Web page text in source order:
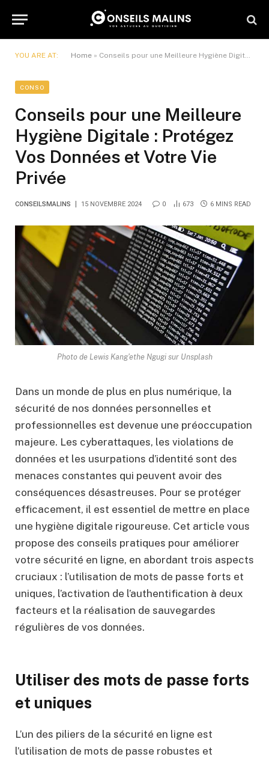
YOU ARE AT: Home » Conseils pour une Meilleure Hygiène Digitale : Protégez Vos Données et Votre Vie Privée
CONSO
Conseils pour une Meilleure
Hygiène Digitale : Protégez
Vos Données et Votre Vie
Privée
CONSEILSMALINS 15 NOVEMBRE 2024 0 673 6 MINS READ
Photo de Lewis Kang'ethe Ngugi sur Unsplash
Dans un monde de plus en plus numérique, la
sécurité de nos données personnelles et
professionnelles est devenue une préoccupation
majeure. Les cyberattaques, les violations de
données et les usurpations d’identité sont des
menaces constantes qui peuvent avoir des
conséquences désastreuses. Pour se protéger
efficacement, il est essentiel de mettre en place
une hygiène digitale rigoureuse. Cet article vous
propose des conseils pratiques pour améliorer
votre sécurité en ligne, en abordant trois aspects
cruciaux : l’utilisation de mots de passe forts et
uniques, l’activation de l’authentification à deux
facteurs et la réalisation de sauvegardes
régulières de vos données.
Utiliser des mots de passe forts
et uniques
L’un des piliers de la sécurité en ligne est
l’utilisation de mots de passe robustes et